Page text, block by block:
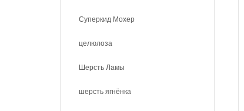
Суперкид Мохер
целюлоза
Шерсть Ламы
шерсть ягнёнка